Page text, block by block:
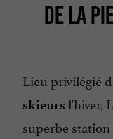
DE LA
Lieu privilégié
skieurs l'hiver,
superbe station